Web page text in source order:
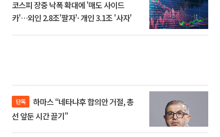
코스피 장중 낙폭 확대에 '매도 사이드
카'…외인 2.8조'팔자'· 개인 3.1조 '사자'
단독
선 앞둔 시간 끌기”